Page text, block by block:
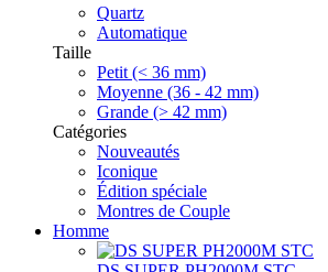
Quartz
Automatique
Taille
Petit (< 36 mm)
Moyenne (36 - 42 mm)
Grande (> 42 mm)
Catégories
Nouveautés
Iconique
Édition spéciale
Montres de Couple
Homme